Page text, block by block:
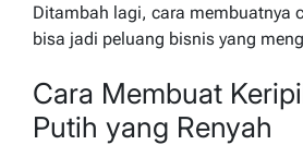
Ditambah lagi, cara membuatnya
bisa jadi peluang bisnis yang
Cara Membuat
Putih yang Renyah